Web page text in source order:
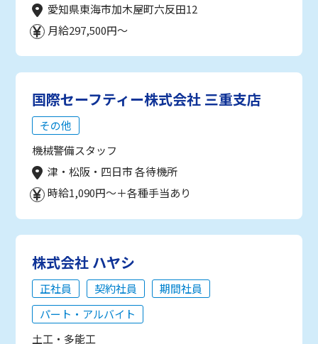
愛知県東海市加木屋町六反田12
月給297,500円～
国際セーフティー株式会社 三重支店
その他
機械警備スタッフ
津・松阪・四日市 各待機所
時給1,090円～＋各種手当あり
株式会社 ハヤシ
正社員 契約社員
期間社員
パート・アルバイト
土工・多能工